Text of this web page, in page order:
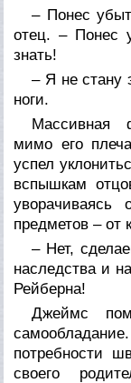
– Понес
отец. – Понес
знать!
– Я не стану
ноги.
Массивная
мимо его
успел
вспышкам
уворачиваясь
предметов – от
– Нет,
наследства и
Рейберна!
Джеймс
потребности
своего